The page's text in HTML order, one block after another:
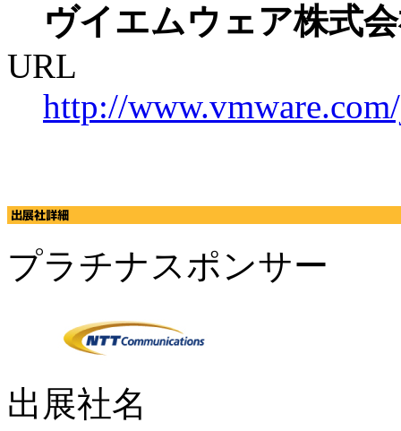
ヴイエムウェア株式
URL
http://
プラチナスポンサー
出展社名